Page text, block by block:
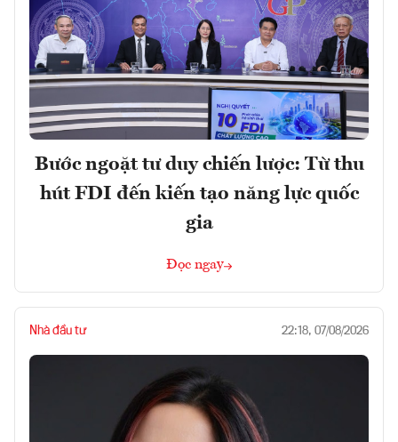
Bước ngoặt tư duy chiến lược: Từ thu
hút FDI đến kiến tạo năng lực quốc
gia
Đọc ngay
Nhà đầu tư 22:18, 07/08/2026